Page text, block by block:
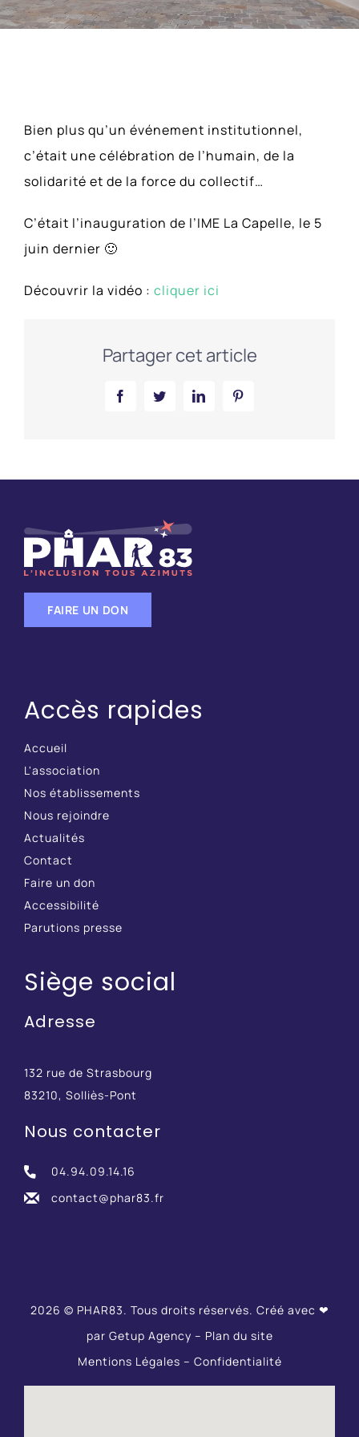
Actualités
l'image
agrandie
Bien plus qu’un événement institutionnel,
c’était une célébration de l’humain, de la
solidarité et de la force du collectif…
C’était l’inauguration de l’IME La Capelle, le 5
juin dernier 🙂
Découvrir la vidéo : cliquer ici
Partager cet article
FacebookTwitter LinkedIn
FAIRE UN DON
Accès rapides
Accueil
L'association
Nos établissements
Nous rejoindre
Actualités
Contact
Faire un don
Accessibilité
Parutions presse
Siège social
Adresse
132 rue de Strasbourg
83210, Solliès-Pont
Nous contacter
04.94.09.14.16
contact@phar83.fr
2026 © PHAR83. Tous droits réservés. Créé avec ❤
par Getup Agency – Plan du site
Mentions Légales – Confidentialité